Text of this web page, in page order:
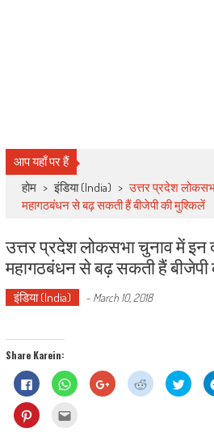
आप यहाँ पर हैं
होम > इंडिया (India) > उत्तर प्रदेश
महागठबंधन से बढ़ सकती हैं बीजेपी की मुश्किलें
उत्तर प्रदेश लोकसभा चुनाव में इन
महागठबंधन से बढ़ सकती हैं बीजेपी
इंडिया (India) - March 10, 2018
Share Karein:
Click
to
share
on
Facebook
(Opens
Click
to
share
Click
to
share
Click
to
share
Click
to
share
Click
to